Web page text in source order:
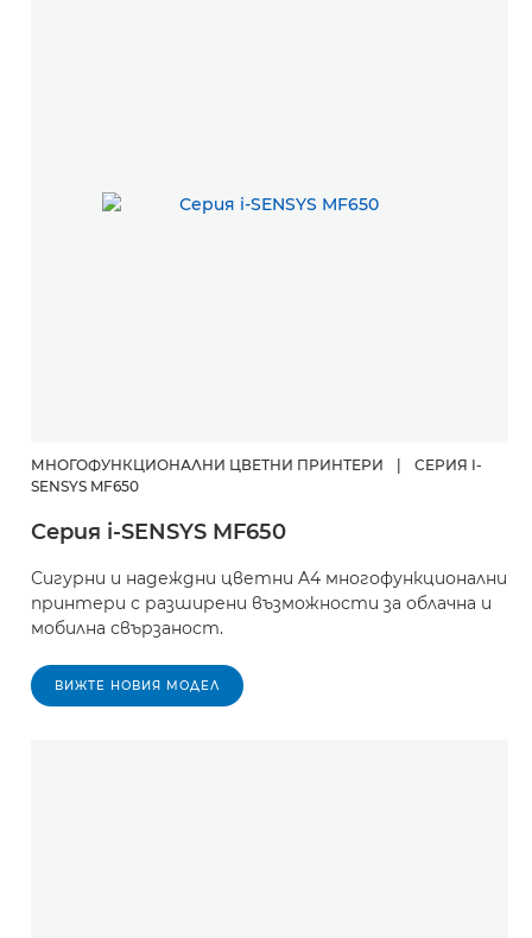
МНОГОФУНКЦИОНАЛНИ ЦВЕТНИ ПРИНТЕРИ |
СЕРИЯ I-
SENSYS MF650
Серия i-SENSYS MF650
Сигурни и надеждни цветни A4 многофункционални
принтери с разширени възможности за облачна и
мобилна свързаност.
ВИЖТЕ НОВИЯ МОДЕЛ